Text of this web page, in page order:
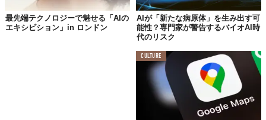
事故リスク予測から見る今後の展望
めにそのAIを作るのか」という目的意識の重要性を強く示唆して
います。今後の交通安全対策において、このアプローチがどのよ
うな変革をもたらすのか考察します。
最先端テクノロジーで魅せる「AIの
エキシビション」in ロンドン
AIが「新たな病原体」を生み出す可
能性？専門家が警告するバイオAI時
代のリスク
CULTURE